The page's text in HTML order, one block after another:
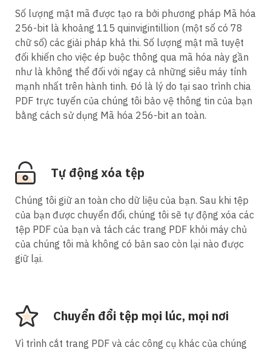
Số lượng mật mã được tạo ra bởi phương pháp Mã hóa
256-bit là khoảng 115 quinvigintillion (một số có 78
chữ số) các giải pháp khả thi. Số lượng mật mã tuyệt
đối khiến cho việc ép buộc thông qua mã hóa này gần
như là không thể đối với ngay cả những siêu máy tính
mạnh nhất trên hành tinh. Đó là lý do tại sao trình chia
PDF trực tuyến của chúng tôi bảo vệ thông tin của bạn
bằng cách sử dụng Mã hóa 256-bit an toàn.
Tự động xóa tệp
Chúng tôi giữ an toàn cho dữ liệu của bạn. Sau khi tệp
của bạn được chuyển đổi, chúng tôi sẽ tự động xóa các
tệp PDF của bạn và tách các trang PDF khỏi máy chủ
của chúng tôi mà không có bản sao còn lại nào được
giữ lại.
Chuyển đổi tệp mọi lúc, mọi nơi
Vì trình cắt trang PDF và các công cụ khác của chúng